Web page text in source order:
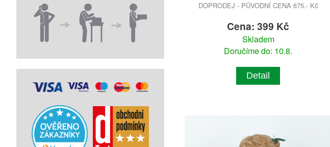
DOPRODEJ - PŮVODNÍ CENA 675.- Kč
Cena: 399 Kč
Skladem
Doručíme do: 10.8.
Detail